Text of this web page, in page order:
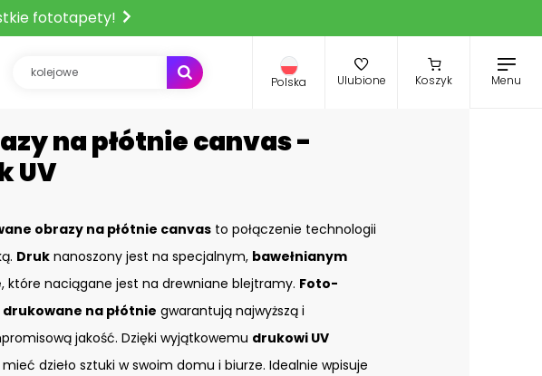
fototapety!
Polska Ulubione Koszyk Menu
na płótnie canvas -
UV
obrazy na płótnie canvas to połączenie technologii
Druk nanoszony jest na specjalnym, bawełnianym
, które naciągane jest na drewniane blejtramy. Foto-
na płótnie gwarantują najwyższą i
jakość. Dzięki wyjątkowemu drukowi UV
dzieło sztuki w swoim domu i biurze. Idealnie wpisuje